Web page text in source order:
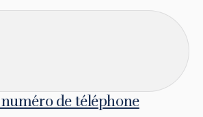
de téléphone